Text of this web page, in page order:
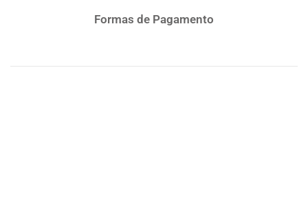
Formas de Pagamento